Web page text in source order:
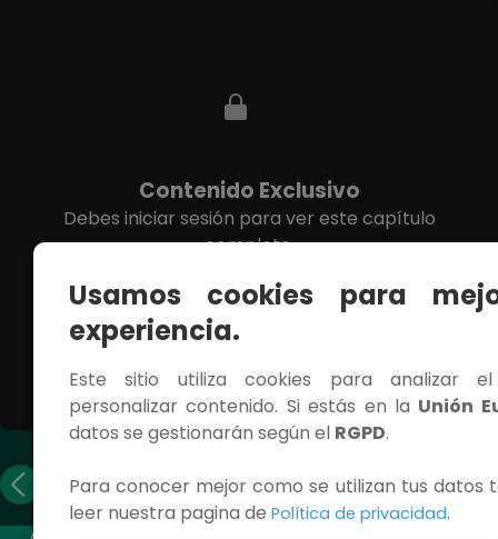
Contenido Exclusivo
Debes iniciar sesión para ver este capítulo
completo.
INICIAR SESIÓN
anterior
siguiente
Usamos cookies para
experiencia.
Este sitio utiliza cookies para analizar
personalizar contenido. Si estás en la Unión
datos se gestionarán según el RGPD.
Para conocer mejor como se utilizan tus datos
leer nuestra pagina de Política de privacidad.